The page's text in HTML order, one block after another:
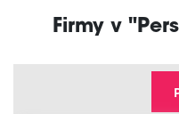
Firmy v